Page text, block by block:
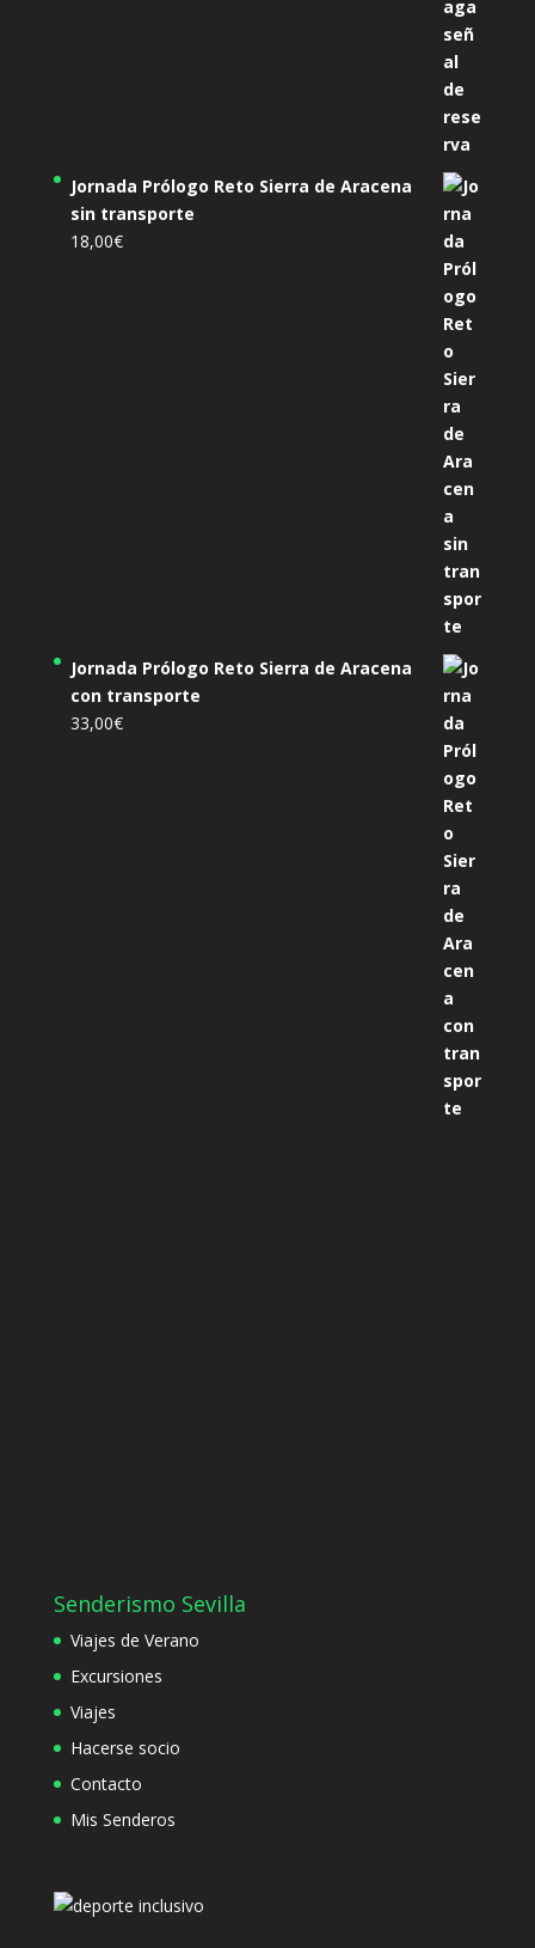
Jornada Prólogo Reto Sierra de Aracena
sin transporte
18,00€
Jornada Prólogo Reto Sierra de Aracena
con transporte
33,00€
Senderismo Sevilla
Viajes de Verano
Excursiones
Viajes
Hacerse socio
Contacto
Mis Senderos